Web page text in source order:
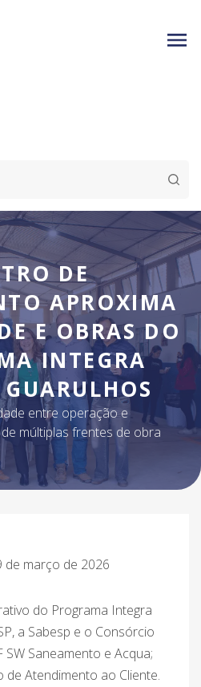
DE
APROXIMA
E OBRAS DO
INTEGRA
entre operação e
múltiplas frentes de obra
de março de 2026
do Programa Integra
a Sabesp e o Consórcio
Saneamento e Acqua;
de Atendimento ao Cliente.